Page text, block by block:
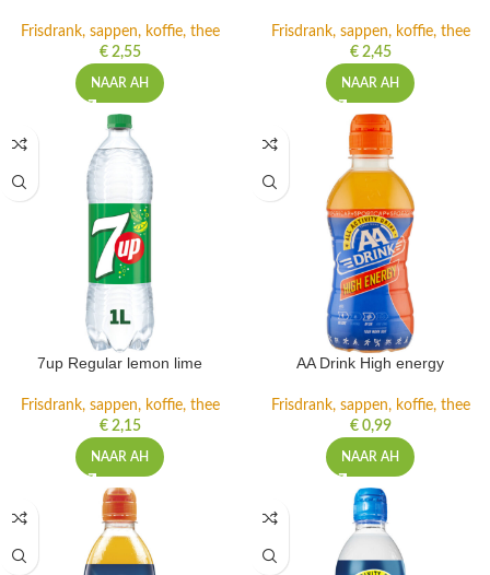
Frisdrank, sappen, koffie, thee
€2,55
NAAR AH
Frisdrank, sappen, koffie, thee
€2,45
NAAR AH
7up Regular lemon lime
Frisdrank, sappen, koffie, thee
€2,15
NAAR AH
AA Drink High energy
Frisdrank, sappen, koffie, thee
€0,99
NAAR AH